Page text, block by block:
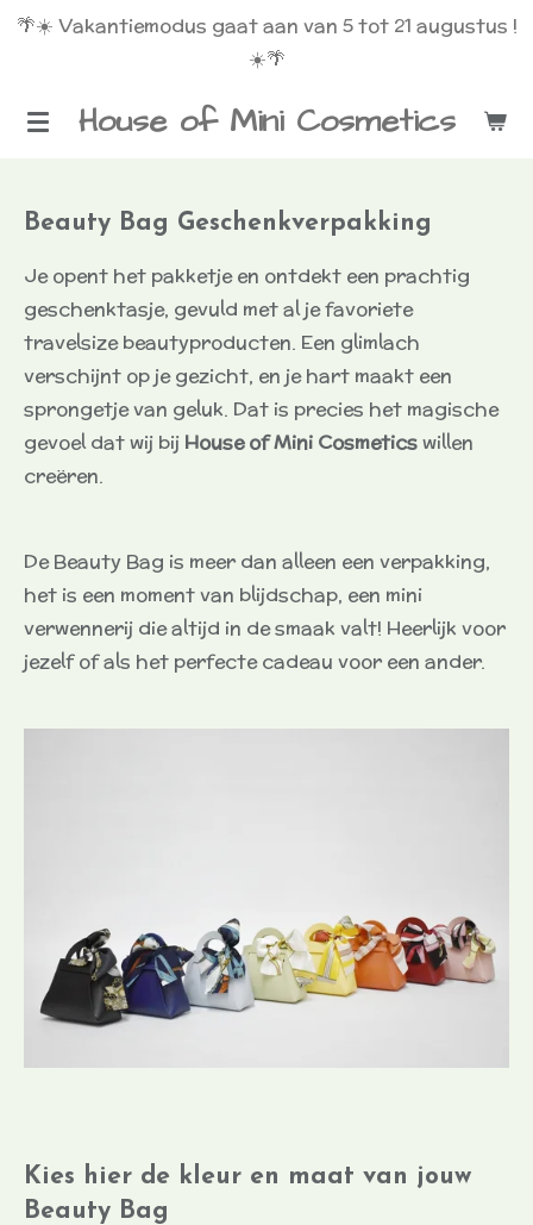
Ga
de
House of Mini Cosmetics
🌴☀️ Vakantiemodus gaat aan van 5 tot 21 augustus !
☀️🌴
Beauty Bag Geschenkverpakking
Je opent het pakketje en ontdekt een prachtig
geschenktasje, gevuld met al je favoriete
travelsize beautyproducten. Een glimlach
verschijnt op je gezicht, en je hart maakt een
sprongetje van geluk. Dat is precies het magische
gevoel dat wij bij House of Mini Cosmeticswillen
creëren.
De Beauty Bag is meer dan alleen een verpakking,
het is een moment van blijdschap, een mini
verwennerij die altijd in de smaak valt! Heerlijk voor
jezelf of als het perfecte cadeau voor een ander.
Kies hier de kleur en maat van jouw
Beauty Bag